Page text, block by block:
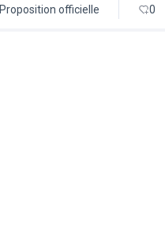
Proposition officielle 0